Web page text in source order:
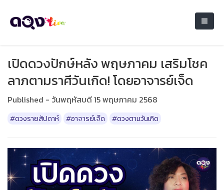
เปิดดวงปักษ์หลัง พฤษภาคม เสริมโชค
ลาภตามราศีวันเกิด! โดยอาจารย์เจ็ด
Published - วันพฤหัสบดี 15 พฤษภาคม 2568
#ดวงรายสัปดาห์ #อาจารย์เจ็ด #ดวงตามวันเกิด